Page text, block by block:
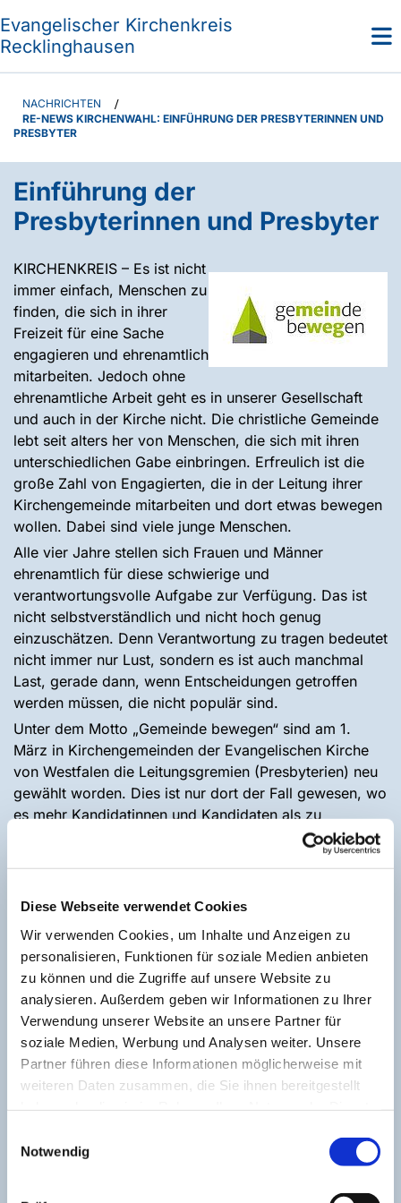
Diese Webseite verwendet Cookies
Wir verwenden Cookies, um Inhalte und Anzeigen zu
personalisieren, Funktionen für soziale Medien anbieten
zu können und die Zugriffe auf unsere Website zu
analysieren. Außerdem geben wir Informationen zu Ihrer
Verwendung unserer Website an unsere Partner für
soziale Medien, Werbung und Analysen weiter. Unsere
Partner führen diese Informationen möglicherweise mit
weiteren Daten zusammen, die Sie ihnen bereitgestellt
Notwendig
Evangelischer Kirchenkreis
Recklinghausen
NACHRICHTEN /
RE-NEWS KIRCHENWAHL: EINFÜHRUNG DER PRESBYTERINNEN UND
PRESBYTER
Einführung der
Presbyterinnen und Presbyter
KIRCHENKREIS – Es ist nicht
immer einfach, Menschen zu
finden, die sich in ihrer
Freizeit für eine Sache
engagieren und ehrenamtlich
mitarbeiten. Jedoch ohne
ehrenamtliche Arbeit geht es in unserer Gesellschaft
und auch in der Kirche nicht. Die christliche Gemeinde
lebt seit alters her von Menschen, die sich mit ihren
unterschiedlichen Gabe einbringen. Erfreulich ist die
große Zahl von Engagierten, die in der Leitung ihrer
Kirchengemeinde mitarbeiten und dort etwas bewegen
wollen. Dabei sind viele junge Menschen.
Alle vier Jahre stellen sich Frauen und Männer
ehrenamtlich für diese schwierige und
verantwortungsvolle Aufgabe zur Verfügung. Das ist
nicht selbstverständlich und nicht hoch genug
einzuschätzen. Denn Verantwortung zu tragen bedeutet
nicht immer nur Lust, sondern es ist auch manchmal
Last, gerade dann, wenn Entscheidungen getroffen
werden müssen, die nicht populär sind.
Unter dem Motto „Gemeinde bewegen“ sind am 1.
März in Kirchengemeinden der Evangelischen Kirche
von Westfalen die Leitungsgremien (Presbyterien) neu
gewählt worden. Dies ist nur dort der Fall gewesen, wo
es mehr Kandidatinnen und Kandidaten als zu
besetzende Plätze gab. Im Evangelischen Kirchenkreis
Recklinghausen kam es in vier Kirchengemeinden zu
Kirchengemeinde Herten, der Stadt-Kirchengemeinde
Kirche der Altstadtgemeinde Recklinghausen. Die
Wahlbeteiligung lag im Kirchenkreis zwischen ca. 2 %
und rund 4 %. In den anderen Gemeinden des
Kirchenkreises, in denen es nur so viele Kandidatinnen
und Kandidaten gibt wie Plätze zu besetzen sind,
gelten diese als gewählt.
Das Presbyterium ist der Kirchenvorstand einer
evangelischen Gemeinde. Presbyterinnen und
und heißt übersetzt „Älteste“ – leiten gemeinsam mit
den Pfarrerinnen und Pfarrern die Geschicke der